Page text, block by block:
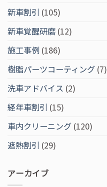
新車割引 (105)
新車覚醒研磨 (12)
施工事例 (186)
樹脂パーツコーティング (7)
洗車アドバイス (2)
経年車割引 (15)
車内クリーニング (120)
遮熱割引 (29)
アーカイブ